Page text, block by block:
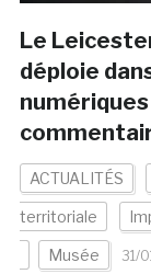
Le
déploie
ACTUALITÉS
territoriale
Musée 31/